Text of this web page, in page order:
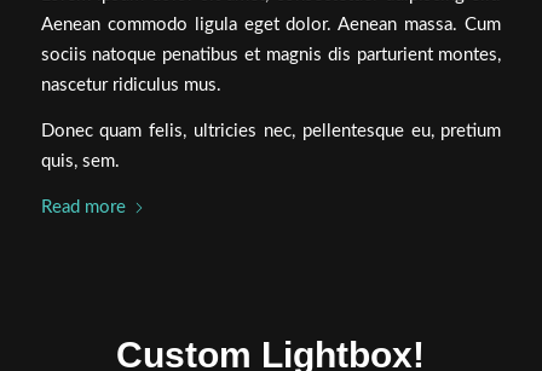
Aenean commodo ligula eget dolor. Aenean massa. Cum
sociis natoque penatibus et magnis dis parturient montes,
nascetur ridiculus mus.
Donec quam felis, ultricies nec, pellentesque eu, pretium
quis, sem.
Read more
Custom Lightbox!